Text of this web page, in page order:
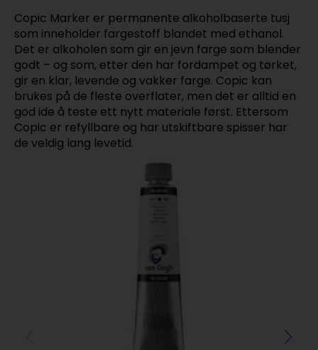
Copic Marker er permanente alkoholbaserte tusj
som inneholder fargestoff blandet med ethanol.
Det er alkoholen som gir en jevn farge som blender
godt – og som, etter den har fordampet og tørket,
gir en klar, levende og vakker farge. Copic kan
brukes på de fleste overflater, men det er alltid en
god ide å teste ett nytt materiale først. Ettersom
Copic er refyllbare og har utskiftbare spisser har
de veldig lang levetid.